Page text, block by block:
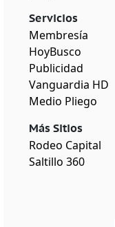
Servicios
Membresía
HoyBusco
Publicidad
Vanguardia HD
Medio Pliego
Más Sitios
Rodeo Capital
Saltillo 360